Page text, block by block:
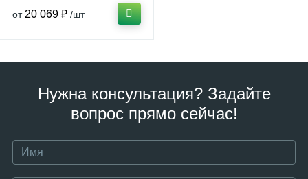
от 20 069 ₽ /шт
Нужна консультация? Задайте
вопрос прямо сейчас!